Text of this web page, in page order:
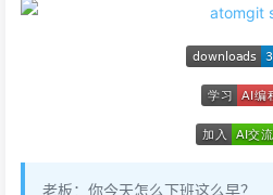
老板：你今天怎么下班这么早？